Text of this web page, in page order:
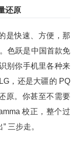
还原
是快速、方便，那
色跃是中国首款免
别你手机里各种来
，还是大疆的 PQ
原。你甚至不需要
校正，整个过
三步走。